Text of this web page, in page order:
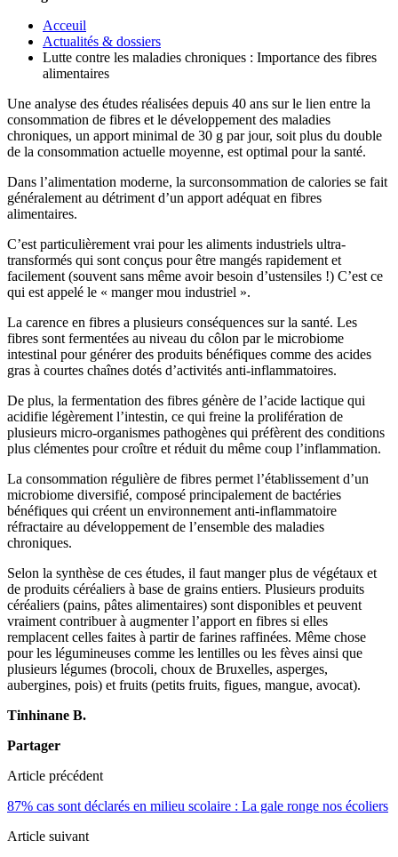
Acceuil
Actualités & dossiers
Lutte contre les maladies chroniques : Importance des fibres
alimentaires
Une analyse des études réalisées depuis 40 ans sur le lien entre la
consommation de fibres et le développement des maladies
chroniques, un apport minimal de 30 g par jour, soit plus du double
de la consommation actuelle moyenne, est optimal pour la santé.
Dans l’alimentation moderne, la surconsommation de calories se fait
généralement au détriment d’un apport adéquat en fibres
alimentaires.
C’est particulièrement vrai pour les aliments industriels ultra-
transformés qui sont conçus pour être mangés rapidement et
facilement (souvent sans même avoir besoin d’ustensiles !) C’est ce
qui est appelé le « manger mou industriel ».
La carence en fibres a plusieurs conséquences sur la santé. Les
fibres sont fermentées au niveau du côlon par le microbiome
intestinal pour générer des produits bénéfiques comme des acides
gras à courtes chaînes dotés d’activités anti-inflammatoires.
De plus, la fermentation des fibres génère de l’acide lactique qui
acidifie légèrement l’intestin, ce qui freine la prolifération de
plusieurs micro-organismes pathogènes qui préfèrent des conditions
plus clémentes pour croître et réduit du même coup l’inflammation.
La consommation régulière de fibres permet l’établissement d’un
microbiome diversifié, composé principalement de bactéries
bénéfiques qui créent un environnement anti-inflammatoire
réfractaire au développement de l’ensemble des maladies
chroniques.
Selon la synthèse de ces études, il faut manger plus de végétaux et
de produits céréaliers à base de grains entiers. Plusieurs produits
céréaliers (pains, pâtes alimentaires) sont disponibles et peuvent
vraiment contribuer à augmenter l’apport en fibres si elles
remplacent celles faites à partir de farines raffinées. Même chose
pour les légumineuses comme les lentilles ou les fèves ainsi que
plusieurs légumes (brocoli, choux de Bruxelles, asperges,
aubergines, pois) et fruits (petits fruits, figues, mangue, avocat).
Tinhinane B.
Partager
Article précédent
87% cas sont déclarés en milieu scolaire : La gale ronge nos écoliers
Article suivant